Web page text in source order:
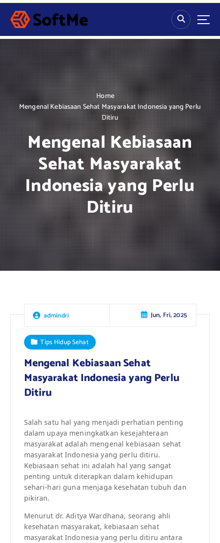
S
p
Home
Mengenal Kebiasaan Sehat Masyarakat Indonesia yang Perlu
Ditiru
Mengenal Kebiasaan
Sehat Masyarakat
Indonesia yang Perlu
Ditiru
admindri Jun, Fri, 2025
Tips Hidup Sehat
Mengenal Kebiasaan Sehat
Masyarakat Indonesia yang Perlu
Ditiru
Salah satu hal yang menjadi perhatian penting
dalam upaya meningkatkan kesejahteraan
masyarakat adalah mengenal kebiasaan sehat
masyarakat Indonesia yang perlu ditiru.
Kebiasaan sehat ini adalah hal yang sangat
penting untuk diterapkan dalam kehidupan
sehari-hari guna menjaga kesehatan tubuh dan
pikiran.
Menurut dr. Aditya Wardhana, seorang ahli
kesehatan masyarakat, kebiasaan sehat
masyarakat Indonesia yang perlu ditiru antara